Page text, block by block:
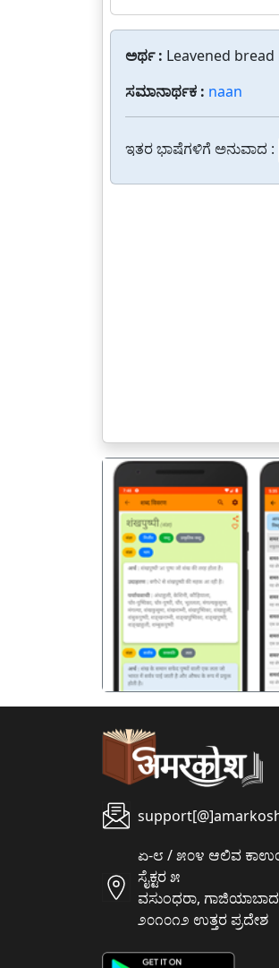
ಅರ್ಥ : Leavened
ಸಮಾನಾರ್ಥಕ : naan
ಇತರ ಭಾಷೆಗಳಿಗೆ ಅನುವಾದ :
पिछला
ಏ-೮ / ೫೦೪ ಆಲಿವ
ಸೈಕ್ಟರ ೫
ವಸುಂಧರಾ,
೨೦೧೦೧೨ ಉತ್ತರ ಪ್ರದೇಶ